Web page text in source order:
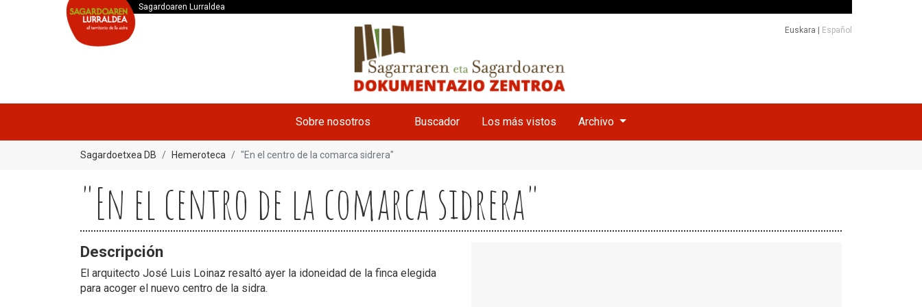
Sagardoaren Lurraldea
Euskara Español
Sobre nosotros Buscador Los más vistos Archivo
Sagardoetxea DB Hemeroteca "En el centro de la comarca sidrera"
"En el centro de la comarca sidrera"
Descripción
El arquitecto José Luis Loinaz resaltó ayer la idoneidad de la finca elegida
para acoger el nuevo centro de la sidra.